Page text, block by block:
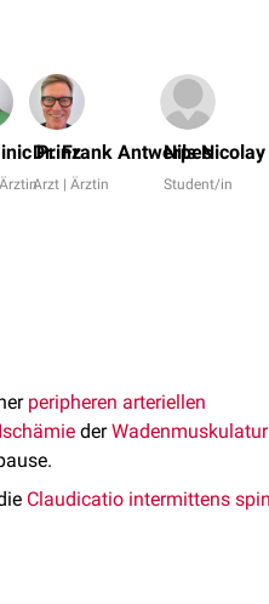
Prinz
Dr. Frank Antwerpes
Arzt | Ärztin
Nils Nicolay
Student/in
peripheren arteriellen
Ischämie derWadenmuskulatur
Claudicatio intermittens